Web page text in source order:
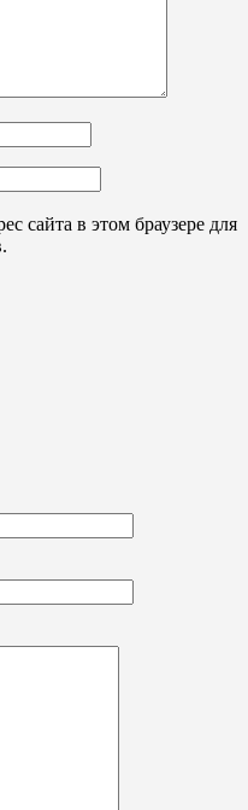
сайта в этом браузере для